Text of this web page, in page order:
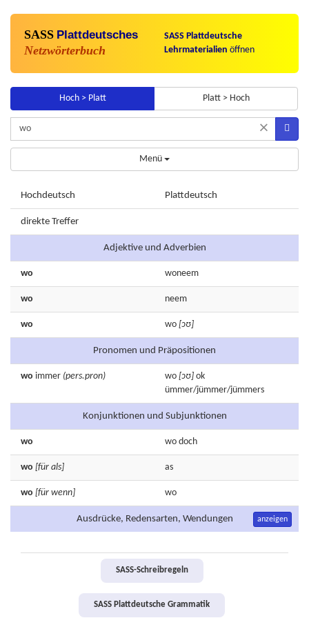
SASS Plattdeutsches
Netzwörterbuch
SASS Plattdeutsche
Lehrmaterialien öffnen
Hoch > Platt Platt > Hoch
×
Menü
Hochdeutsch Plattdeutsch
direkte Treffer
Adjektive und Adverbien
wo woneem
wo neem
wo wo [ɔʊ]
Pronomen und Präpositionen
wo immer (pers.pron) wo [ɔʊ] ok
ümmer/jümmer/jümmers
Konjunktionen und Subjunktionen
wo wo doch
wo [für als] as
wo [für wenn] wo
Ausdrücke, Redensarten, Wendungen anzeigen
SASS-Schreibregeln
SASS Plattdeutsche Grammatik